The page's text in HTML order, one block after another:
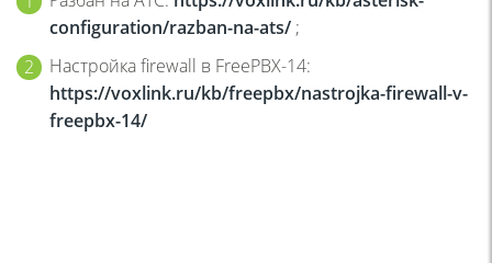
configuration/razban-na-ats/ ;
Настройка firewall в FreePBX-14:
https://voxlink.ru/kb/freepbx/nastrojka-firewall-v-
freepbx-14/